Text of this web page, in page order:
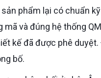
phẩm lại có chuẩn
mã và đúng hệ thống
kế đã được phê
bố.